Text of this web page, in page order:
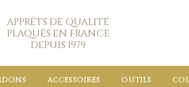
APPRÊTS DE QUALITÉ
PLAQUÉS EN FRANCE
DEPUIS 1979
ACCESSOIRES OUTILS